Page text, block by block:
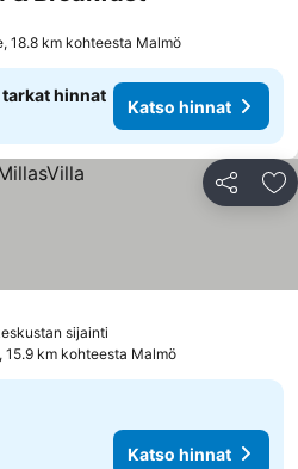
18.8 km kohteesta Malmö
hinnat
Katso hinnat
Jaa
sijainti
15.9 km kohteesta Malmö
Katso hinnat